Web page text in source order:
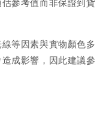
參考值而非保證到貨
等因素與實物顏色多
成影響，因此建議參